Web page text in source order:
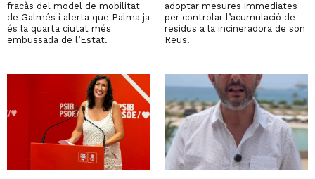
fracàs del model de mobilitat
de Galmés i alerta que Palma ja
és la quarta ciutat més
embussada de l’Estat.
adoptar mesures immediates
per controlar l’acumulació de
residus a la incineradora de son
Reus.